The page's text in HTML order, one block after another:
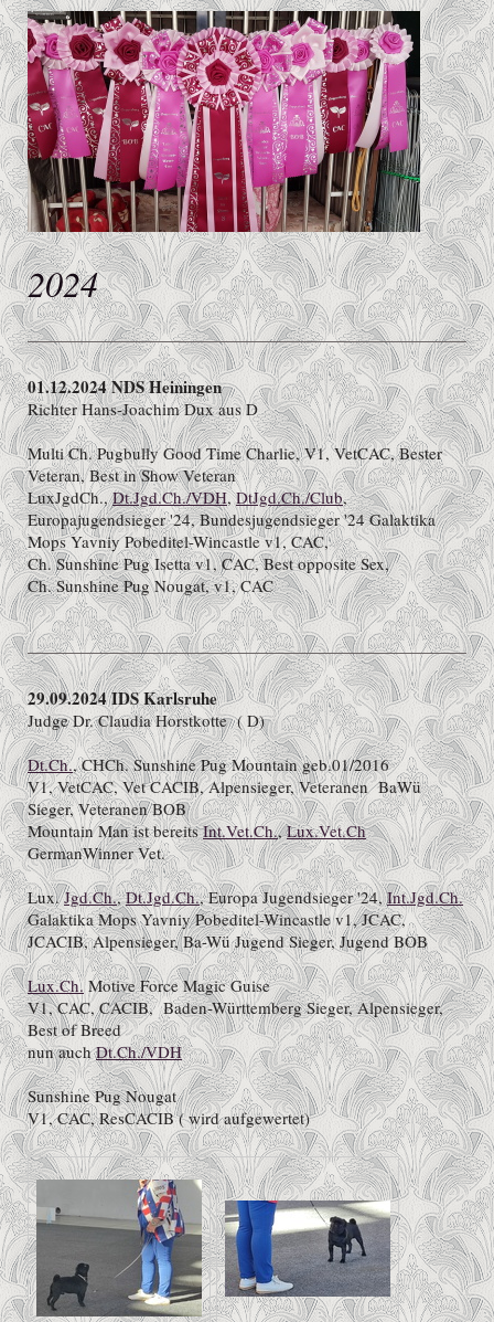
2024
01.12.2024 NDS Heiningen
Richter Hans-Joachim Dux aus D
Multi Ch. Pugbully Good Time Charlie, V1, VetCAC, Bester
Veteran, Best in Show Veteran
LuxJgdCh.,Dt.Jgd.Ch./VDH,DtJgd.Ch./Club,
Europajugendsieger '24, Bundesjugendsieger '24 Galaktika
Mops Yavniy Pobeditel-Wincastle v1, CAC,
Ch. Sunshine Pug Isetta v1, CAC, Best opposite Sex,
Ch. Sunshine Pug Nougat, v1, CAC
29.09.2024 IDS Karlsruhe
Judge Dr. Claudia Horstkotte ( D)
Dt.Ch., CHCh. Sunshine Pug Mountain geb.01/2016
V1, VetCAC, Vet CACIB, Alpensieger, Veteranen BaWü
Sieger, Veteranen BOB
Mountain Man ist bereitsInt.Vet.Ch.,Lux.Vet.Ch
GermanWinner Vet.
Lux.Jgd.Ch.,Dt.Jgd.Ch., Europa Jugendsieger '24,Int.Jgd.Ch.
Galaktika Mops Yavniy Pobeditel-Wincastle v1, JCAC,
JCACIB, Alpensieger, Ba-Wü Jugend Sieger, Jugend BOB
Lux.Ch. Motive Force Magic Guise
V1, CAC, CACIB, Baden-Württemberg Sieger, Alpensieger,
Best of Breed
nun auchDt.Ch./VDH
Sunshine Pug Nougat
V1, CAC, ResCACIB ( wird aufgewertet)